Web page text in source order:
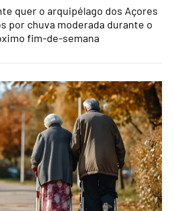
quer o arquipélago dos Açores
por chuva moderada durante o
fim-de-semana